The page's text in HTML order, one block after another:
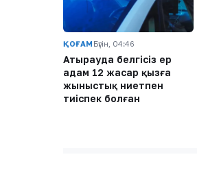
ҚОҒАМ Бүгін, 04:46
Атырауда белгісіз ер
адам 12 жасар қызға
жыныстық ниетпен
тиіспек болған